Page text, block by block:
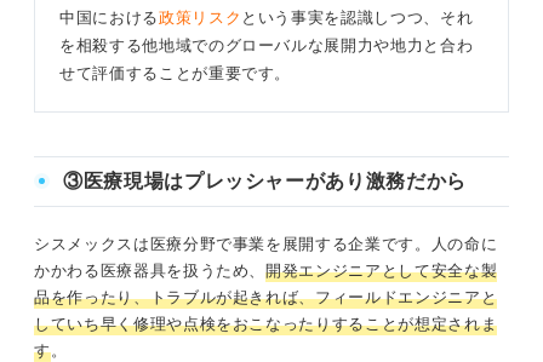
中国における政策リスク という事実を認識しつつ、それ
を相殺する他地域でのグローバルな展開力や地力と合わ
せて評価することが重要です。
③医療現場はプレッシャーがあり激務だから
シスメックスは医療分野で事業を展開する企業です。人の命に
かかわる医療器具を扱うため、開発エンジニアとして安全な製
品を作ったり、トラブルが起きれば、フィールドエンジニアと
していち早く修理や点検をおこなったりすることが想定されま
す。